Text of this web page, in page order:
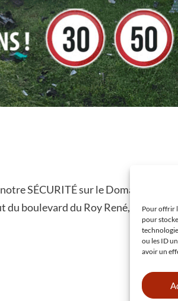
Pour offrir
pour
ou les ID
avoir un
SÉCURITÉ sur le Domaine ! Le 5
du boulevard du Roy René, à la